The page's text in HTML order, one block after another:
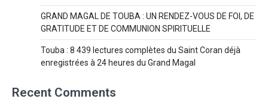
GRAND MAGAL DE TOUBA : UN RENDEZ-VOUS DE FOI, DE
GRATITUDE ET DE COMMUNION SPIRITUELLE
Touba : 8 439 lectures complètes du Saint Coran déjà
enregistrées à 24 heures du Grand Magal
Recent Comments